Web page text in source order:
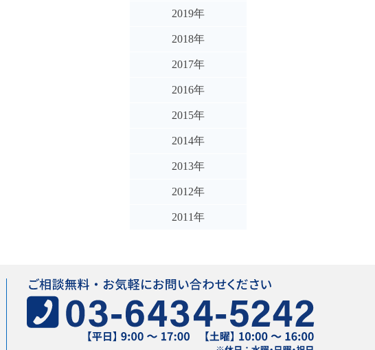
2019年
2018年
2017年
2016年
2015年
2014年
2013年
2012年
2011年